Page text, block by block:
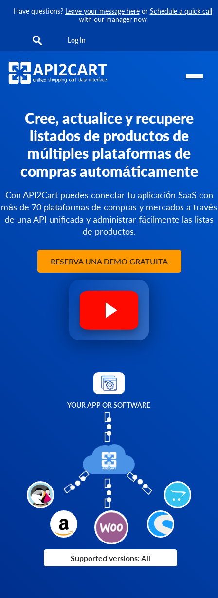
Have questions? Leave your message hereor Schedule a quick call
with our manager now
Log In
Cree, actualice y recupere
listados de productos de
múltiples plataformas de
compras automáticamente
Con API2Cart puedes conectar tu aplicación SaaS con
más de 70 plataformas de compras y mercados a través
de una API unificada y administrar fácilmente las listas
de productos.
RESERVA UNA DEMO GRATUITA
YOUR APP OR SOFTWARE
Supported versions: All